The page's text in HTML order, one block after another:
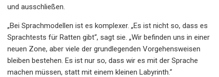
und ausschließen.
„Bei Sprachmodellen ist es komplexer. „Es ist nicht so, dass es
Sprachtests für Ratten gibt“, sagt sie. „Wir befinden uns in einer
neuen Zone, aber viele der grundlegenden Vorgehensweisen
bleiben bestehen. Es ist nur so, dass wir es mit der Sprache
machen müssen, statt mit einem kleinen Labyrinth.“